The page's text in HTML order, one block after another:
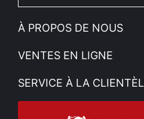
À PROPOS DE NOUS
L'entreprise
Voir nos actualités
Sitemap
VENTES EN LIGNE
Mon compte
Moyens d’expédition
SERVICE À LA
Contacter